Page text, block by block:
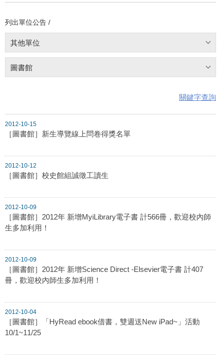
列出單位公告 /
其他單位
圖書館
關鍵字查詢
2012-10-15
［圖書館］新生導覽線上問卷得獎名單
2012-10-12
［圖書館］校史館組誠徵工讀生
2012-10-09
［圖書館］2012年 新增MyiLibrary電子書 計566冊，歡迎校內師
生多加利用！
2012-10-09
［圖書館］2012年 新增Science Direct -Elsevier電子書 計407
冊，歡迎校內師生多加利用！
2012-10-04
［圖書館］「HyRead ebook借書，雙週送New iPad~」活動
10/1~11/25